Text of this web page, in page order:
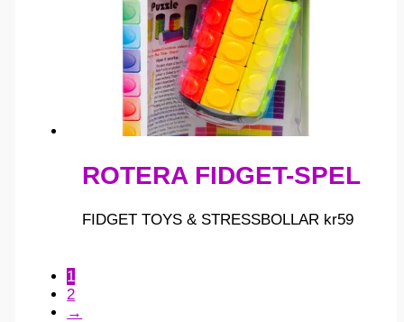
ROTERA FIDGET-SPEL
FIDGET TOYS & STRESSBOLLAR kr59
1
2
→